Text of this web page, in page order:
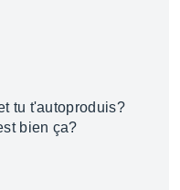
tu t'autoproduis?
bien ça?